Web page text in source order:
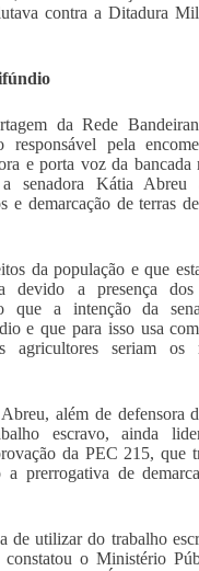
contra a Ditadura
da Rede
pela
e porta voz da bancada
senadora Kátia Abreu
e demarcação de terras
da população e que
devido a presença
que a intenção da
e que para isso usa
agricultores seriam os
além de defensora
escravo, ainda
da PEC 215, que
a prerrogativa de
de utilizar do trabalho
constatou o Ministério